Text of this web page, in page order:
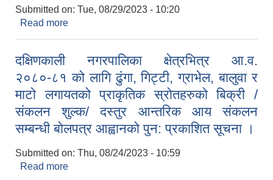
Submitted on: Tue, 08/29/2023 - 10:20
Read more
दक्षिणकाली नगरपालिका क्षेत्रभित्र आ.व.
२०८०-८१ को लागि ढुंगा, गिट्टी, ग्राभेल, बालुवा र
माटो लगायतको प्राकृतिक स्रोतहरुको बिक्री /
संकलन शुल्क/ दस्तुर आन्तरिक आय संकलन
सम्बन्धी बोलपत्र आह्वानको पुन: प्रकाशित सूचना ।
Submitted on: Thu, 08/24/2023 - 10:59
Read more